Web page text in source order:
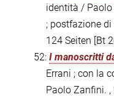
identità / Paolo
; postfazione
124 Seiten [Bt
52: I manoscritti
Errani ; con la
Paolo Zanfini. ,